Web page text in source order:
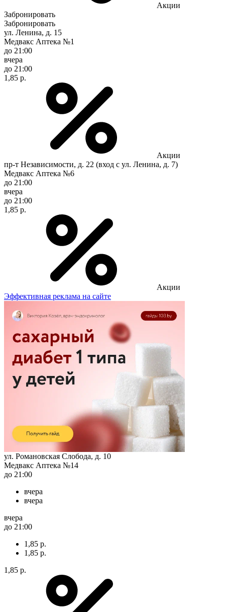
Акции
Забронировать
Забронировать
ул. Ленина, д. 15
Медвакс Аптека №1
до 21:00
вчера
до 21:00
1,85 р.
Акции
пр-т Независимости, д. 22 (вход с ул. Ленина, д. 7)
Медвакс Аптека №6
до 21:00
вчера
до 21:00
1,85 р.
Акции
Эффективная реклама на сайте
ул. Романовская Слобода, д. 10
Медвакс Аптека №14
до 21:00
вчера
вчера
вчера
до 21:00
1,85 р.
1,85 р.
1,85 р.